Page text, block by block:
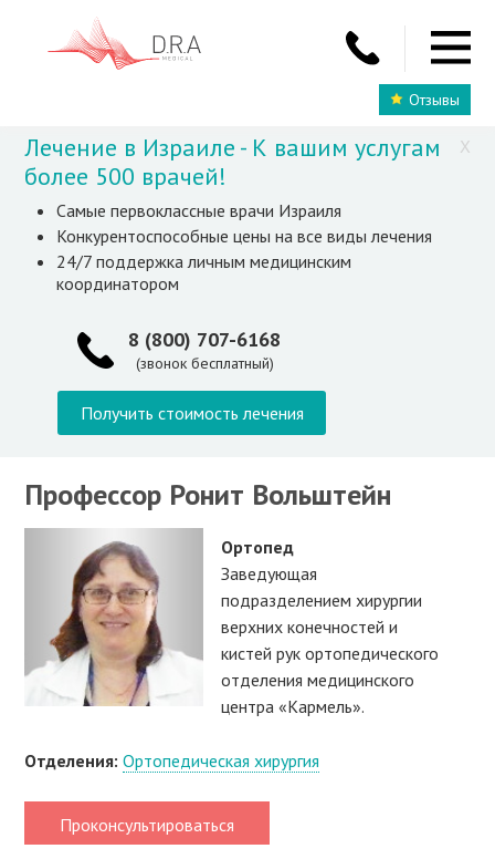
Отзывы
X
Лечение в Израиле - К вашим услугам
более 500 врачей!
Самые первоклассные врачи Израиля
Конкурентоспособные цены на все виды лечения
24/7 поддержка личным медицинским
координатором
8 (800) 707-6168
(звонок бесплатный)
Получить стоимость лечения
Профессор Ронит Вольштейн
Ортопед
Заведующая
подразделением хирургии
верхних конечностей и
кистей рук ортопедического
отделения медицинского
центра «Кармель».
Отделения: Ортопедическая хирургия
Проконсультироваться